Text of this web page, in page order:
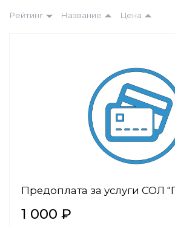
Рейтинг Название Цена
Предоплата за услуги СОЛ
1 000 ₽